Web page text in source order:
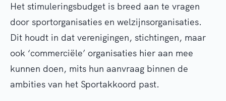
Het stimuleringsbudget is breed aan te vragen
door sportorganisaties en welzijnsorganisaties.
Dit houdt in dat verenigingen, stichtingen, maar
ook ‘commerciële’ organisaties hier aan mee
kunnen doen, mits hun aanvraag binnen de
ambities van het Sportakkoord past.